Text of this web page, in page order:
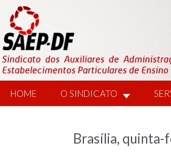
HOME O SINDICATO
Brasília, quinta-